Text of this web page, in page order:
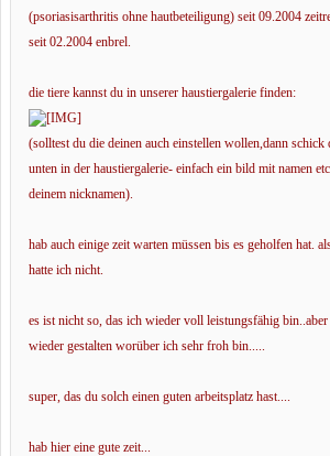
(psoriasisarthritis ohne hautbeteiligung) seit 09.2004
seit 02.2004 enbrel.
die tiere kannst du in unserer haustiergalerie finden:
(solltest du die deinen auch einstellen wollen,dann schick
unten in der haustiergalerie- einfach ein bild mit namen
deinem nicknamen).
hab auch einige zeit warten müssen bis es geholfen hat.
hatte ich nicht.
es ist nicht so, das ich wieder voll leistungsfähig
wieder gestalten worüber ich sehr froh bin.....
super, das du solch einen guten arbeitsplatz hast....
hab hier eine gute zeit...